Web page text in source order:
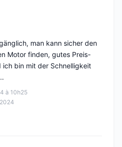
à 10h25
man kann sicher den
Motor finden, gutes Preis-
ich bin mit der Schnelligkeit